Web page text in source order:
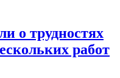
о трудностях
работ